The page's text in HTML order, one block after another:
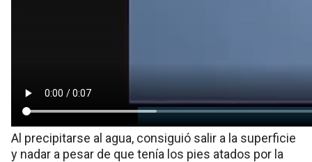
Al precipitarse al agua, consiguió salir a la superficie
y nadar a pesar de que tenía los pies atados por la